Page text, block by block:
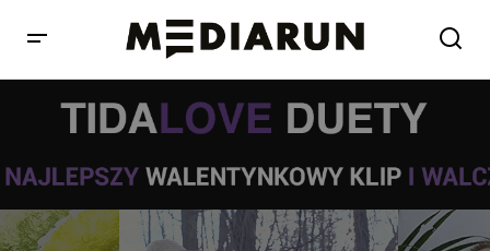
Kolejna odsłona promocji TIDAL w Play